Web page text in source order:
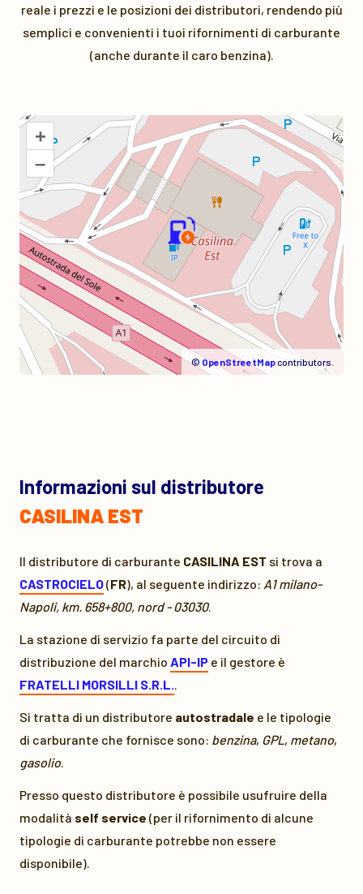
reale i prezzi e le posizioni dei distributori, rendendo più
semplici e convenienti i tuoi rifornimenti di carburante
(anche durante il caro benzina).
+
–
© OpenStreetMapcontributors.
Informazioni sul distributore
CASILINA EST
Il distributore di carburante CASILINA EST si trova a
CASTROCIELO(FR), al seguente indirizzo: A1 milano-
Napoli, km. 658+800, nord - 03030.
La stazione di servizio fa parte del circuito di
distribuzione del marchio API-IP e il gestore è
FRATELLI MORSILLI S.R.L..
Si tratta di un distributore autostradale e le tipologie
di carburante che fornisce sono: benzina, GPL, metano,
gasolio.
Presso questo distributore è possibile usufruire della
modalità self service (per il rifornimento di alcune
tipologie di carburante potrebbe non essere
disponibile).